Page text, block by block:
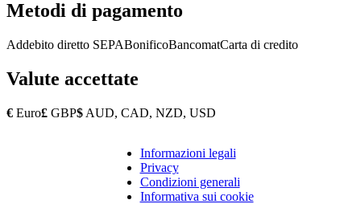
Metodi di pagamento
Addebito diretto SEPABonificoBancomatCarta di credito
Valute accettate
€ Euro£ GBP$ AUD, CAD, NZD, USD
Copyright
Footer
Informazioni legali
Privacy
Condizioni generali
Informativa sui cookie